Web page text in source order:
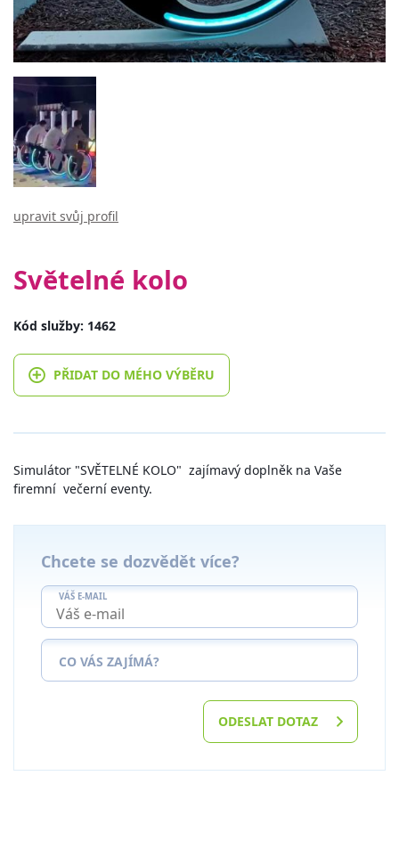
upravit svůj profil
Světelné kolo
Kód služby: 1462
PŘIDAT DO MÉHO VÝBĚRU
Simulátor "SVĚTELNÉ KOLO" zajímavý doplněk na Vaše
firemní večerní eventy.
Chcete se dozvědět více?
VÁŠ E-MAIL
CO VÁS ZAJÍMÁ?
ODESLAT DOTAZ